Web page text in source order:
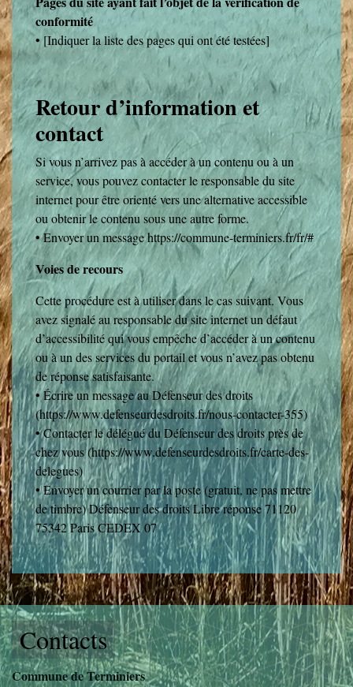
conformité
• [Indiquer la liste des pages qui ont été testées]
Retour d’information et
contact
Si vous n’arrivez pas à accéder à un contenu ou à un
service, vous pouvez contacter le responsable du site
internetpour être orienté vers une alternative accessible
ou obtenir le contenu sous une autre forme.
• Envoyer un message https://commune-terminiers.fr/fr/#
Voies de recours
Cette procédure est à utiliser dans le cas suivant. Vous
avez signalé au responsable du site internet un défaut
d’accessibilité qui vous empêche d’accéder à un contenu
ou à un des services du portail et vous n’avez pas obtenu
de réponse satisfaisante.
• Écrire un message au Défenseur des droits
(https://www.defenseurdesdroits.fr/nous-contacter-355)
• Contacter le délégué du Défenseur des droits près de
chez vous (https://www.defenseurdesdroits.fr/carte-des-
delegues)
• Envoyer un courrier par la poste (gratuit, ne pas mettre
de timbre) Défenseur des droits Libre réponse 71120
75342 Paris CEDEX 07
Contacts
Commune de Terminiers